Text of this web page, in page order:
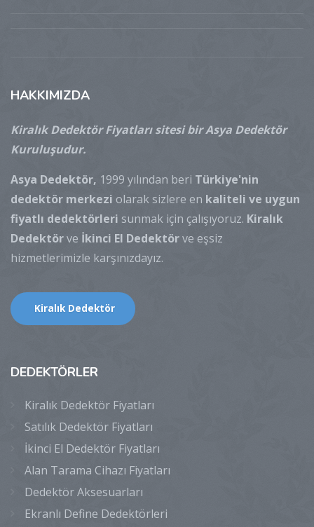
HAKKIMIZDA
Kiralık Dedektör Fiyatları sitesi bir Asya Dedektör
Kuruluşudur.
Asya Dedektör, 1999 yılından beri Türkiye'nin
dedektör merkezi olarak sizlere en kaliteli ve uygun
fiyatlı dedektörleri sunmak için çalışıyoruz. Kiralık
Dedektörve İkinci El Dedektörve eşsiz
hizmetlerimizle karşınızdayız.
Kiralık Dedektör
DEDEKTÖRLER
Kiralık Dedektör Fiyatları
Satılık Dedektör Fiyatları
İkinci El Dedektör Fiyatları
Alan Tarama Cihazı Fiyatları
Dedektör Aksesuarları
Ekranlı Define Dedektörleri